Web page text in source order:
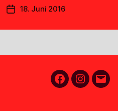
Veröffentlichungsdatum
18. Juni 2016
FacebookE-